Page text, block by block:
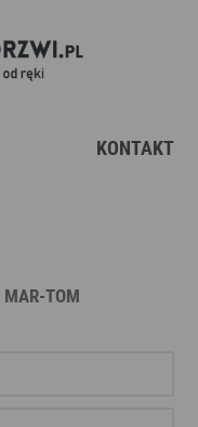
KONTAKT
MAR-TOM